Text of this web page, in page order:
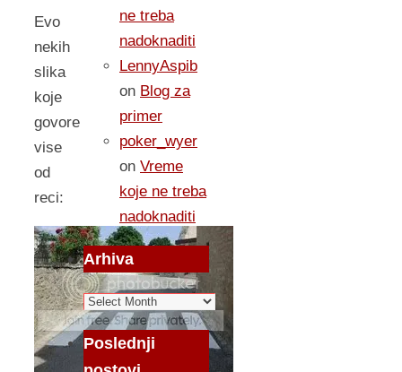
Evo
nekih
slika
koje
govore
vise
od
reci:
ne treba
nadoknaditi
LennyAspib
on Blog za
primer
poker_wyer
on Vreme
koje ne treba
nadoknaditi
Arhiva
Arhiva
Poslednji